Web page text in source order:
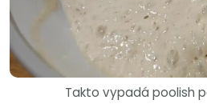
Takto vypadá poolish